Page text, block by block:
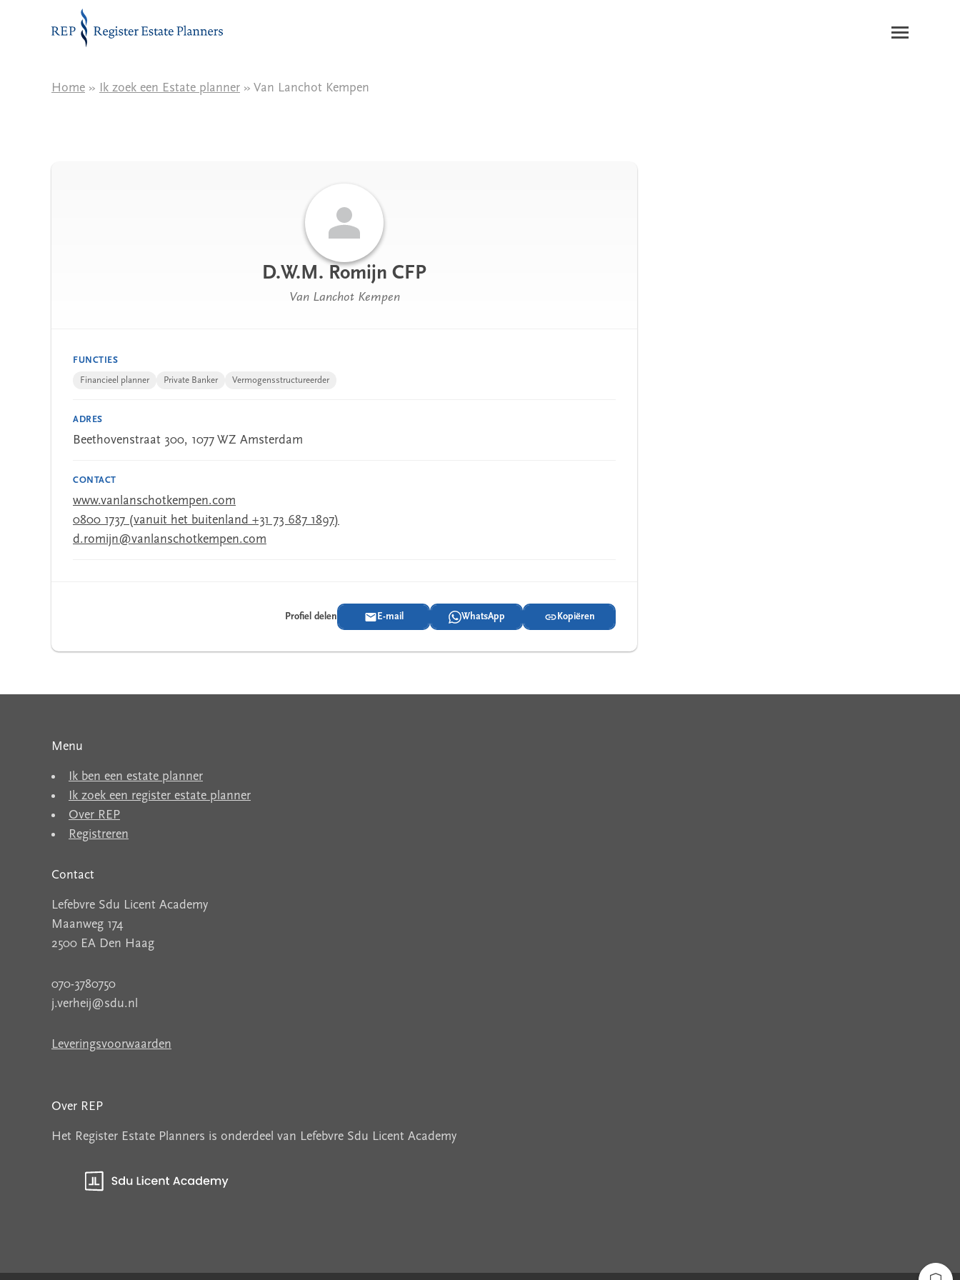
Naar de inhoud
Home » Ik zoek een Estate planner » Van Lanchot Kempen
D.W.M. Romijn CFP
Van Lanchot Kempen
FUNCTIES
Financieel planner Private Banker Vermogensstructureerder
ADRES
Beethovenstraat 300, 1077 WZ Amsterdam
CONTACT
www.vanlanschotkempen.com
0800 1737 (vanuit het buitenland +31 73 687 1897)
d.romijn@vanlanschotkempen.com
Profiel delen E-mail WhatsApp Kopiëren
Menu
Ik ben een estate planner
Ik zoek een register estate planner
Over REP
Registreren
Contact
Lefebvre Sdu Licent Academy
Maanweg 174
2500 EA Den Haag
070-3780750
j.verheij@sdu.nl
Leveringsvoorwaarden
Over REP
Het Register Estate Planners is onderdeel van Lefebvre Sdu Licent Academy